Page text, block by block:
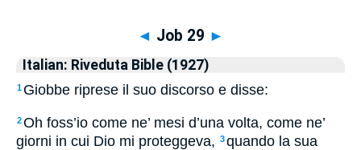
◄ Job 29 ►
Italian: Riveduta Bible (1927)
1 Giobbe riprese il suo discorso e disse:
2Oh foss’io come ne’ mesi d’una volta, come ne’
giorni in cui Dio mi proteggeva, 3quando la sua